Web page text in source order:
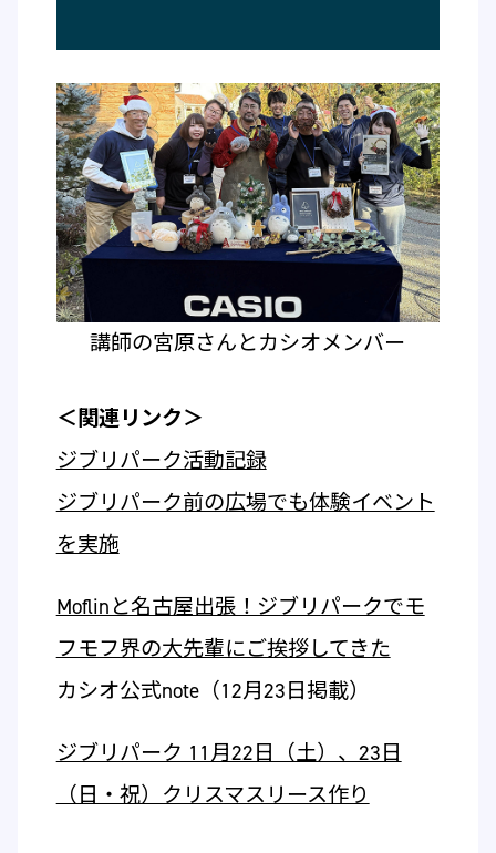
講師の宮原さんとカシオメンバー
＜関連リンク＞
ジブリパーク活動記録
ジブリパーク前の広場でも体験イベント
を実施
Moflinと名古屋出張！ジブリパークでモ
フモフ界の大先輩にご挨拶してきた
カシオ公式note（12月23日掲載）
ジブリパーク 11月22日（土）、23日
（日・祝）クリスマスリース作り